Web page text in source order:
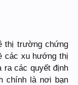
thị trường chứng
các xu hướng thị
ra các quyết định
chính là nơi bạn